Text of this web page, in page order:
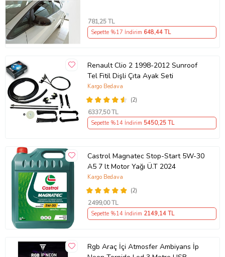
781,25 TL
Sepette %17 İndirim 648,44 TL
Renault Clio 2 1998-2012 Sunroof
Tel Fitil Dişli Çıta Ayak Seti
(2)
Kargo Bedava
6337,50 TL
Sepette %14 İndirim 5450,25 TL
Castrol Magnatec Stop-Start 5W-30
A5 7 lt Motor Yağı Ü.T 2024
(2)
Kargo Bedava
2499,00 TL
Sepette %14 İndirim 2149,14 TL
Rgb Araç İçi Atmosfer Ambiyans İp